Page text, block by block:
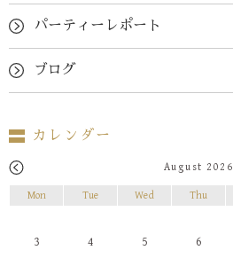
パーティーレポート
ブログ
カレンダー
August 2026
Mon Tue Wed Thu
3
4 5 6